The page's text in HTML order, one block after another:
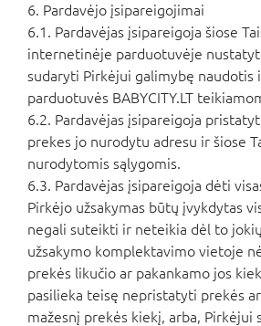
6. Pardavėjo įsipareigojimai
6.1. Pardavėjas įsipareigoja šiose
internetinėje parduotuvėje
sudaryti Pirkėjui galimybę naudotis
parduotuvės BABYCITY.LT
6.2. Pardavėjas įsipareigoja
prekes jo nurodytu adresu ir šiose
nurodytomis sąlygomis.
6.3. Pardavėjas įsipareigoja dėti
Pirkėjo užsakymas būtų įvykdytas
negali suteikti ir neteikia dėl to
užsakymo komplektavimo vietoje
prekės likučio ar pakankamo jos
pasilieka teisę nepristatyti prekės
mažesnį prekės kiekį, arba, Pirkėjui